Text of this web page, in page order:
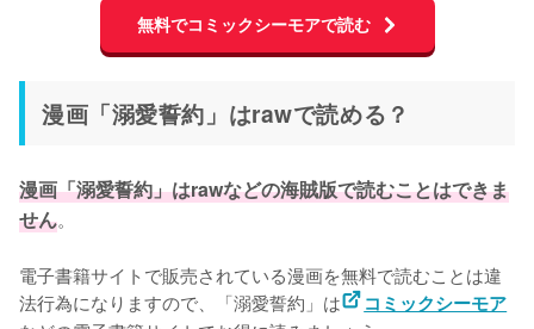
無料でコミックシーモアで読む
漫画「溺愛誓約」はrawで読める？
漫画「溺愛誓約」はrawなどの海賊版で読むことはできま
せん。
電子書籍サイトで販売されている漫画を無料で読むことは違
法行為になりますので、「溺愛誓約」は
コミックシーモア